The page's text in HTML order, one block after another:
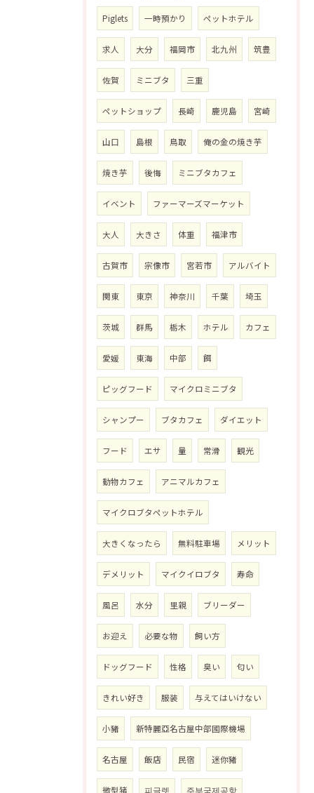
Piglets 一時預かり ペットホテル
求人 大分 福岡市 北九州 筑豊
佐賀 ミニブタ 三重
ペットショップ 長崎 鹿児島 宮崎
山口 島根 鳥取 俺の金の焼き芋
焼き芋 後悔 ミニブタカフェ
イベント ファーマーズマーケット
大人 大きさ 体重 福津市
古賀市 宗像市 宮若市 アルバイト
関東 東京 神奈川 千葉 埼玉
茨城 群馬 栃木 ホテル カフェ
愛媛 東海 中部 餌
ピッグフード マイクロミニブタ
シャンプー ブタカフェ ダイエット
フード エサ 量 常滑 観光
動物カフェ アニマルカフェ
マイクロブタペットホテル
大きくなったら 無料駐車場 メリット
デメリット マイクイロブタ 寿命
風呂 水分 里親 ブリーダー
お迎え 必要な物 飼い方
ドッグフード 性格 臭い 匂い
きれい好き 服装 与えてはいけない
小豬 新特麗亞名古屋中部國際機場
名古屋 飯店 民宿 迷你豬
微型猪 피글렛 주부국제공항